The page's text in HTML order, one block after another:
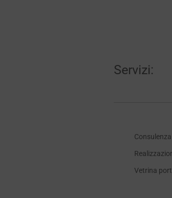
Servizi:
Vetrina